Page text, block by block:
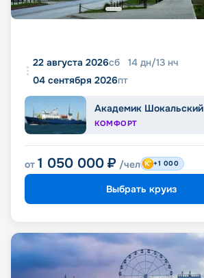
22 августа 2026сб 14 дн/13 нч
04 сентября 2026пт
Академик Шокальский
КОМФОРТ
от 1 050 000 ₽ /чел +1 000
Выбрать круиз